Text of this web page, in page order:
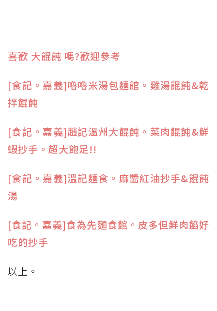
喜歡 大餛飩 嗎?歡迎參考
[食記。嘉義]嚕嚕米湯包麵館。雞湯餛飩&乾
拌餛飩
[食記。嘉義]趙記溫州大餛飩。菜肉餛飩&鮮
蝦抄手。超大飽足!!
[食記。嘉義]溫記麵食。麻醬紅油抄手&餛飩
湯
[食記。嘉義]食為先麵食館。皮多但鮮肉餡好
吃的抄手
以上。